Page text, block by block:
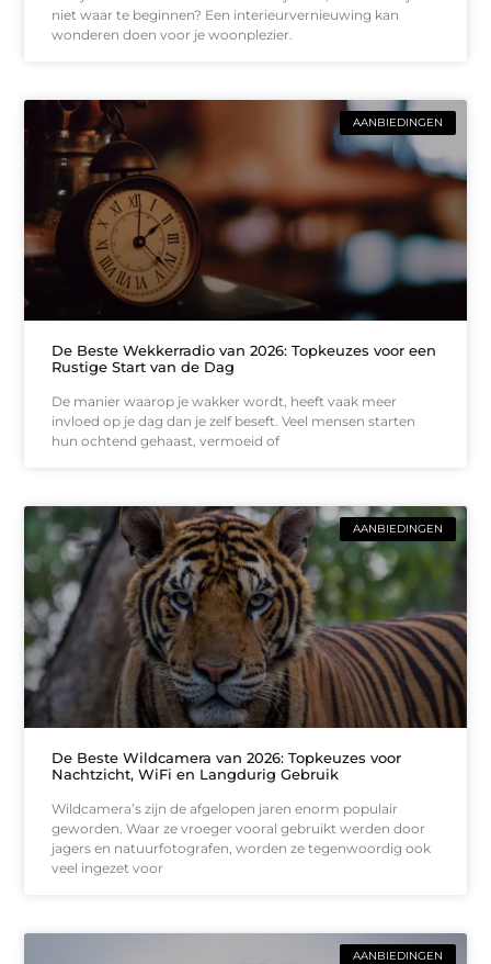
niet waar te beginnen? Een interieurvernieuwing kan
wonderen doen voor je woonplezier.
AANBIEDINGEN
De Beste Wekkerradio van 2026: Topkeuzes voor een
Rustige Start van de Dag
De manier waarop je wakker wordt, heeft vaak meer
invloed op je dag dan je zelf beseft. Veel mensen starten
hun ochtend gehaast, vermoeid of
AANBIEDINGEN
De Beste Wildcamera van 2026: Topkeuzes voor
Nachtzicht, WiFi en Langdurig Gebruik
Wildcamera’s zijn de afgelopen jaren enorm populair
geworden. Waar ze vroeger vooral gebruikt werden door
jagers en natuurfotografen, worden ze tegenwoordig ook
veel ingezet voor
AANBIEDINGEN